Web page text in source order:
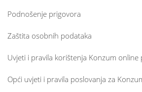
Podnošenje prigovora
Zaštita osobnih podataka
Uvjeti i pravila korištenja Konzum
Opći uvjeti i pravila poslovanja za